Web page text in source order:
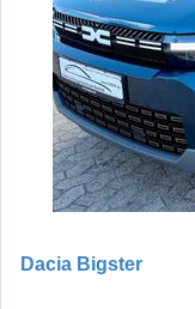
Dacia Bigster